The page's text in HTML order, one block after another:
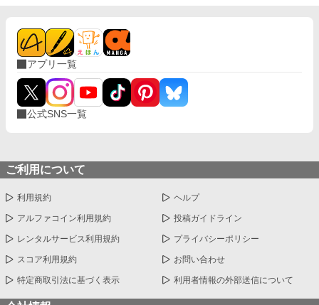
う天才貴公子と称された公爵は、妻の残していった離婚受理証明
書を握りしめ涙と鼻水を垂らす」 ②「何をされてもやり返せない
臆病な公爵令嬢は、王太子に竜の生贄にされ壊れる。能ある鷹と
天才美少女は爪を隠す」 ③「運命的な出会いからの即日プロポー
ズ。婚約破棄された天才錬金術師は新しい恋に生きる！」 ④「4
月1日10時30分喫茶店ルナ、婚約者は遅れてやってきた〜新聞は
星座占いを見る為だけにある訳ではない」 ⑤「『お姉様はズル
「婚約破棄をしたいと彼は言った。契約書とおふだにご用心」 ⑦
「伯爵家に半世紀仕えた老メイドは伯爵親子の罠にハマり無一文
で追放される。老メイドを助けたのはポーカーフェイスの美女で
いませんか？ 天才美文感想書きVS普通の少女がえんぴつで書い
アプリ一覧
公式SNS一覧
ご利用について
利用規約 ヘルプ
アルファコイン利用規約 投稿ガイドライン
レンタルサービス利用規約 プライバシーポリシー
スコア利用規約 お問い合わせ
特定商取引法に基づく表示 利用者情報の外部送信について